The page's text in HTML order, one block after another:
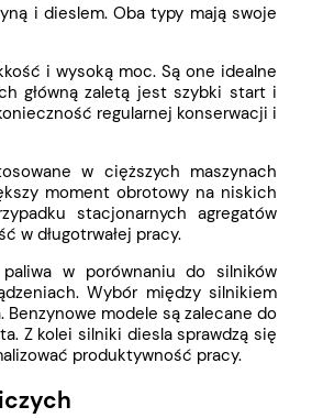
i dieslem. Oba typy mają swoje
i wysoką moc. Są one idealne
główną zaletą jest szybki start i
regularnej konserwacji i
w cięższych maszynach
moment obrotowy na niskich
stacjonarnych agregatów
w długotrwałej pracy.
w porównaniu do silników
Wybór między silnikiem
modele są zalecane do
Z kolei silniki diesla sprawdzą się
produktywność pracy.